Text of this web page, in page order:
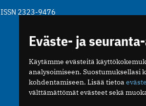
ISSN 2323-9476
Eväste- ja
Käytämme evästeitä
analysoimiseen. Suostumuksellasi
kohdentamiseen. Lisää tietoa
välttämättömät evästeet sekä